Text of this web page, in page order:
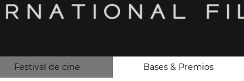
Festival de cine Bases & Premios